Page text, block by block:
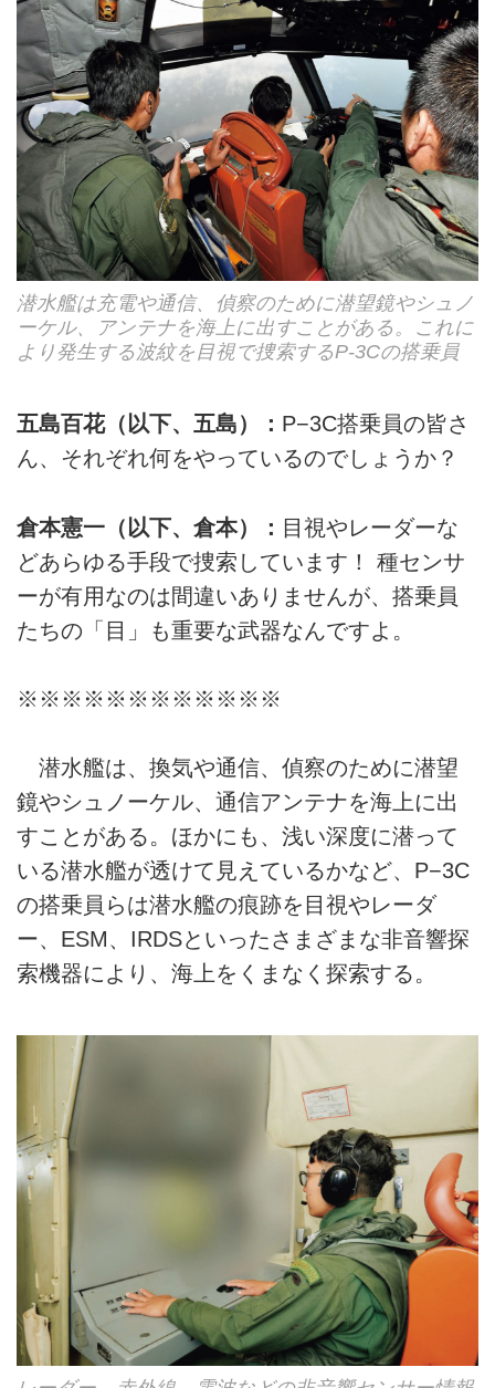
潜水艦は充電や通信、偵察のために潜望鏡やシュノ
ーケル、アンテナを海上に出すことがある。これに
より発生する波紋を目視で捜索するP-3Cの搭乗員
五島百花（以下、五島）： P−3C搭乗員の皆さ
ん、それぞれ何をやっているのでしょうか？
倉本憲一（以下、倉本）： 目視やレーダーな
どあらゆる手段で捜索しています！ 種センサ
ーが有用なのは間違いありませんが、搭乗員
たちの「目」も重要な武器なんですよ。
※※※※※※※※※※※※
潜水艦は、換気や通信、偵察のために潜望
鏡やシュノーケル、通信アンテナを海上に出
すことがある。ほかにも、浅い深度に潜って
いる潜水艦が透けて見えているかなど、P−3C
の搭乗員らは潜水艦の痕跡を目視やレーダ
ー、ESM、IRDSといったさまざまな非音響探
索機器により、海上をくまなく探索する。